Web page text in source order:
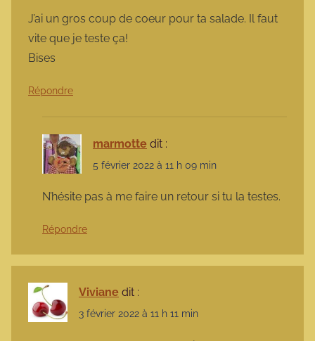
J’ai un gros coup de coeur pour ta salade. Il faut
vite que je teste ça!
Bises
Répondre
marmotte dit :
5 février 2022 à 11 h 09 min
N’hésite pas à me faire un retour si tu la testes.
Répondre
Viviane dit :
3 février 2022 à 11 h 11 min